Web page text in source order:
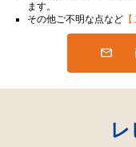
ます。
その他ご不明な点など
レ